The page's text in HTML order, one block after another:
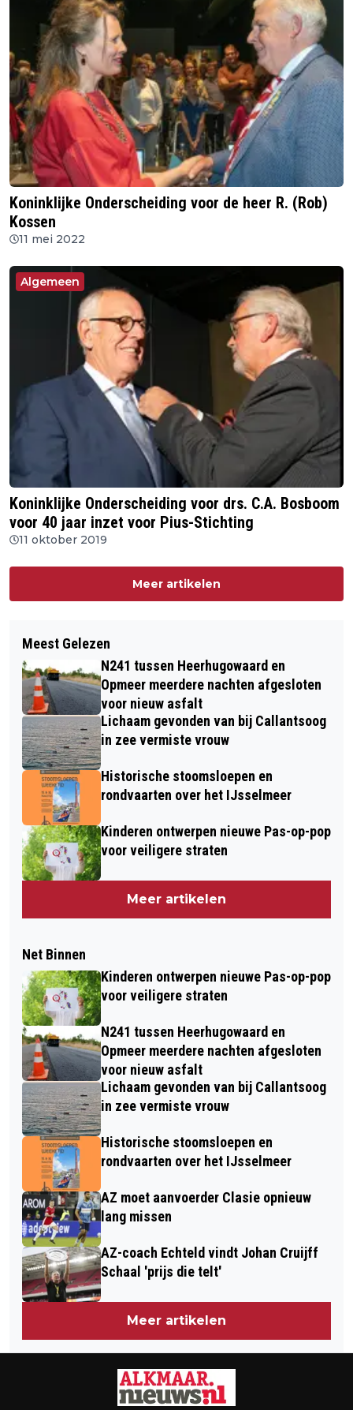
Koninklijke Onderscheiding voor de heer R. (Rob)
Kossen
11 mei 2022
Algemeen
Koninklijke Onderscheiding voor drs. C.A. Bosboom
voor 40 jaar inzet voor Pius-Stichting
11 oktober 2019
Meer artikelen
Meest Gelezen
N241 tussen Heerhugowaard en
Opmeer meerdere nachten afgesloten
voor nieuw asfalt
Lichaam gevonden van bij Callantsoog
in zee vermiste vrouw
Historische stoomsloepen en
rondvaarten over het IJsselmeer
Kinderen ontwerpen nieuwe Pas-op-pop
voor veiligere straten
Meer artikelen
Net Binnen
Kinderen ontwerpen nieuwe Pas-op-pop
voor veiligere straten
N241 tussen Heerhugowaard en
Opmeer meerdere nachten afgesloten
voor nieuw asfalt
Lichaam gevonden van bij Callantsoog
in zee vermiste vrouw
Historische stoomsloepen en
rondvaarten over het IJsselmeer
AZ moet aanvoerder Clasie opnieuw
lang missen
AZ-coach Echteld vindt Johan Cruijff
Schaal 'prijs die telt'
Meer artikelen